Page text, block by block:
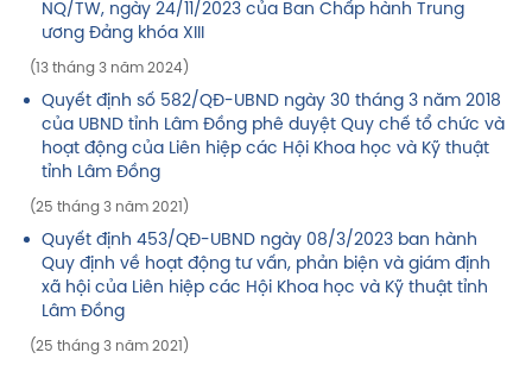
NQ/TW, ngày 24/11/2023 của Ban Chấp hành Trung
ương Đảng khóa XIII
(13 tháng 3 năm 2024)
Quyết định số 582/QĐ-UBND ngày 30 tháng 3 năm 2018
của UBND tỉnh Lâm Đồng phê duyệt Quy chế tổ chức và
hoạt động của Liên hiệp các Hội Khoa học và Kỹ thuật
tỉnh Lâm Đồng
(25 tháng 3 năm 2021)
Quyết định 453/QĐ-UBND ngày 08/3/2023 ban hành
Quy định về hoạt động tư vấn, phản biện và giám định
xã hội của Liên hiệp các Hội Khoa học và Kỹ thuật tỉnh
Lâm Đồng
(25 tháng 3 năm 2021)